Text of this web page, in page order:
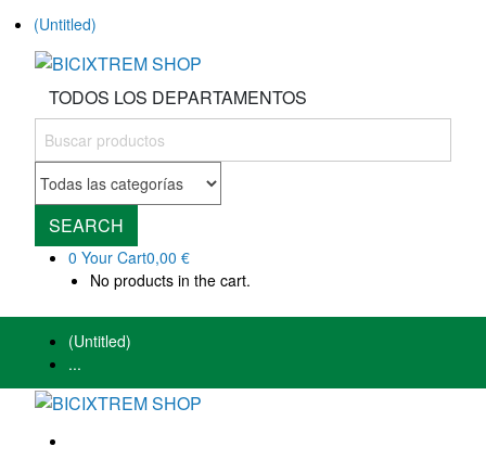
(Untitled)
TODOS LOS DEPARTAMENTOS
SEARCH
0 Your Cart0,00 €
No products in the cart.
(Untitled)
...